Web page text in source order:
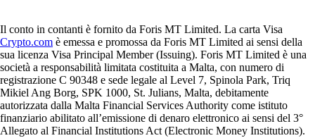
Il conto in contanti è fornito da Foris MT Limited. La carta Visa
Crypto.com è emessa e promossa da Foris MT Limited ai sensi della
sua licenza Visa Principal Member (Issuing). Foris MT Limited è una
società a responsabilità limitata costituita a Malta, con numero di
registrazione C 90348 e sede legale al Level 7, Spinola Park, Triq
Mikiel Ang Borg, SPK 1000, St. Julians, Malta, debitamente
autorizzata dalla Malta Financial Services Authority come istituto
finanziario abilitato all’emissione di denaro elettronico ai sensi del 3°
Allegato al Financial Institutions Act (Electronic Money Institutions).